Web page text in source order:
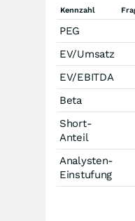
Kennzahl
PEG
EV/Umsatz
EV/EBITDA
Beta
Short-
Anteil
Analysten-
Einstufung